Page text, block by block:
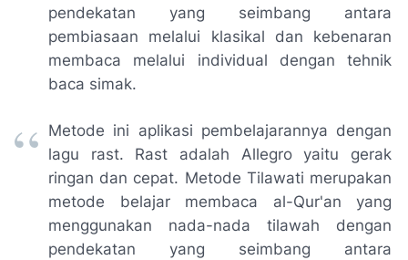
pendekatan yang seimbang antara
pembiasaan melalui klasikal dan kebenaran
membaca melalui individual dengan tehnik
baca simak.
Metode ini aplikasi pembelajarannya dengan
lagu rast. Rast adalah Allegro yaitu gerak
ringan dan cepat. Metode Tilawati merupakan
metode belajar membaca al-Qur'an yang
menggunakan nada-nada tilawah dengan
pendekatan yang seimbang antara